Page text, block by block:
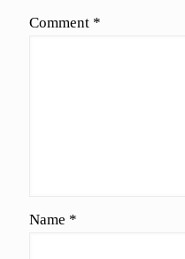
Comment *
Name *